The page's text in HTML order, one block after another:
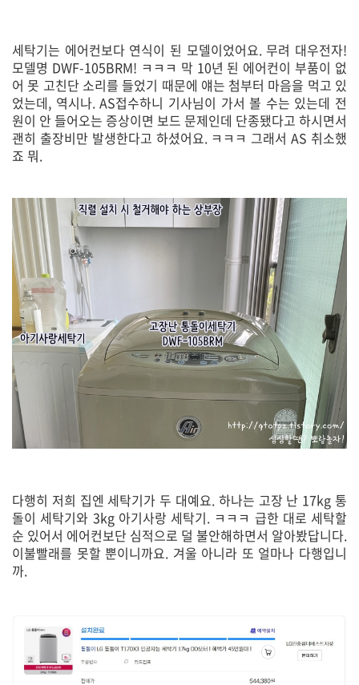
세탁기는 에어컨보다 연식이 된 모델이었어요. 무려 대우전자!
모델명 DWF-105BRM! ㅋㅋㅋ 막 10년 된 에어컨이 부품이 없
어 못 고친단 소리를 들었기 때문에 얘는 첨부터 마음을 먹고 있
었는데, 역시나. AS접수하니 기사님이 가서 볼 수는 있는데 전
원이 안 들어오는 증상이면 보드 문제인데 단종됐다고 하시면서
괜히 출장비만 발생한다고 하셨어요. ㅋㅋㅋ 그래서 AS 취소했
죠 뭐.
다행히 저희 집엔 세탁기가 두 대예요. 하나는 고장 난 17kg 통
돌이 세탁기와 3kg 아기사랑 세탁기. ㅋㅋㅋ 급한 대로 세탁할
순 있어서 에어컨보단 심적으로 덜 불안해하면서 알아봤답니다.
이불빨래를 못할 뿐이니까요. 겨울 아니라 또 얼마나 다행입니
까.